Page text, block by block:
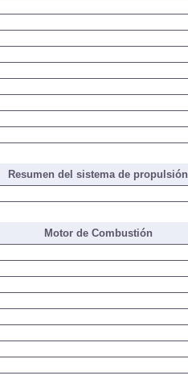
Resumen del sistema de propulsión
Motor de Combustión